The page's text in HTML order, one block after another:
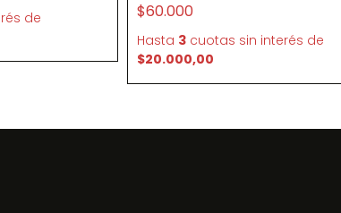
de
$60.000
Hasta 3 cuotas sin interés de
$20.000,00